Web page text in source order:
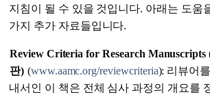
지침이 될 수 있을 것입니다. 아래는 도움
가지 추가 자료들입니다.
Review Criteria for Research Manuscripts
판) (www.aamc.org/reviewcriteria): 리뷰어
내서인 이 책은 전체 심사 과정의 개요를